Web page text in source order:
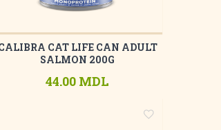
CAT LIFE CAN ADULT
SALMON 200G
44.00 MDL